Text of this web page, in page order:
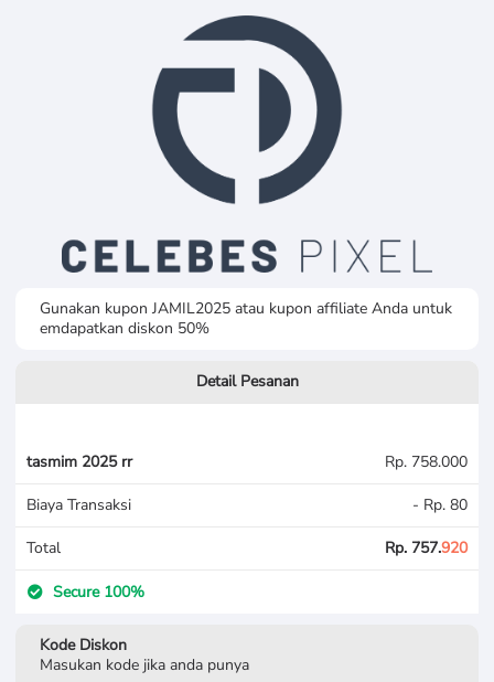
Gunakan kupon JAMIL2025 atau kupon affiliate Anda untuk
emdapatkan diskon 50%
Detail Pesanan
tasmim 2025 rr Rp. 758.000
Biaya Transaksi - Rp. 80
Total Rp. 757.920
Secure 100%
Kode Diskon
Masukan kode jika anda punya